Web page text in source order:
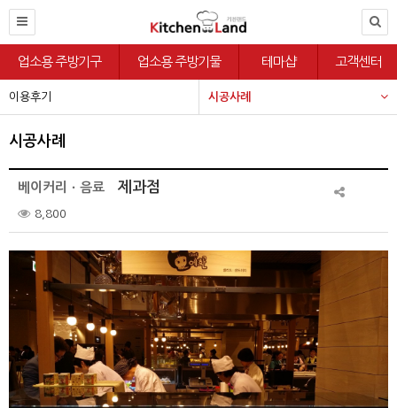
업소용 주방기구 업소용 주방기물 테마샵 고객센터
이용후기 시공사례
시공사례
베이커리ㆍ음료 제과점
8,800